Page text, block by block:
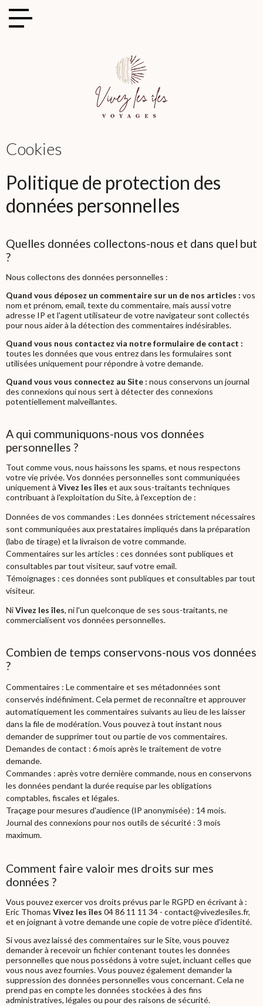
Cookies
Politique de protection des
données personnelles
Quelles données collectons-nous et dans quel but
?
Nous collectons des données personnelles :
Quand vous déposez un commentaire sur un de nos articles : vos
nom et prénom, email, texte du commentaire, mais aussi votre
adresse IP et l'agent utilisateur de votre navigateur sont collectés
pour nous aider à la détection des commentaires indésirables.
Quand vous nous contactez via notre formulaire de contact :
toutes les données que vous entrez dans les formulaires sont
utilisées uniquement pour répondre à votre demande.
Quand vous vous connectez au Site : nous conservons un journal
des connexions qui nous sert à détecter des connexions
potentiellement malveillantes.
A qui communiquons-nous vos données
personnelles ?
Tout comme vous, nous haïssons les spams, et nous respectons
votre vie privée. Vos données personnelles sont communiquées
uniquement à Vivez les îles et aux sous-traitants techniques
contribuant à l'exploitation du Site, à l'exception de :
Données de vos commandes : Les données strictement nécessaires
sont communiquées aux prestataires impliqués dans la préparation
(labo de tirage) et la livraison de votre commande.
Commentaires sur les articles : ces données sont publiques et
consultables par tout visiteur, sauf votre email.
Témoignages : ces données sont publiques et consultables par tout
visiteur.
NiVivez les îles, ni l'un quelconque de ses sous-traitants, ne
commercialisent vos données personnelles.
Combien de temps conservons-nous vos données
?
Commentaires : Le commentaire et ses métadonnées sont
conservés indéfiniment. Cela permet de reconnaître et approuver
automatiquement les commentaires suivants au lieu de les laisser
dans la file de modération. Vous pouvez à tout instant nous
demander de supprimer tout ou partie de vos commentaires.
Demandes de contact : 6 mois après le traitement de votre
demande.
Commandes : après votre dernière commande, nous en conservons
les données pendant la durée requise par les obligations
comptables, fiscales et légales.
Traçage pour mesures d'audience (IP anonymisée) : 14 mois.
Journal des connexions pour nos outils de sécurité : 3 mois
maximum.
Comment faire valoir mes droits sur mes
données ?
Vous pouvez exercer vos droits prévus par le RGPD en écrivant à :
Eric Thomas Vivez les îles 04 86 11 11 34 - contact@vivezlesiles.fr,
et en joignant à votre demande une copie de votre pièce d'identité.
Si vous avez laissé des commentaires sur le Site, vous pouvez
demander à recevoir un fichier contenant toutes les données
personnelles que nous possédons à votre sujet, incluant celles que
vous nous avez fournies. Vous pouvez également demander la
suppression des données personnelles vous concernant. Cela ne
prend pas en compte les données stockées à des fins
administratives, légales ou pour des raisons de sécurité.